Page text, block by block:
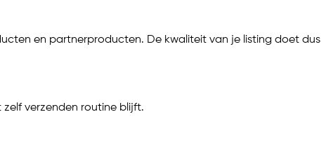
en partnerproducten. De kwaliteit van je listing doet dus
zelf verzenden routine blijft.